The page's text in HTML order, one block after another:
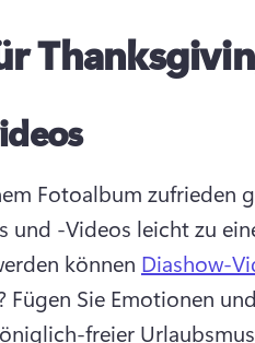
Fotoalbum zufrieden
und -Videos leicht zu
können Diashow-
Fügen Sie Emotionen
freier